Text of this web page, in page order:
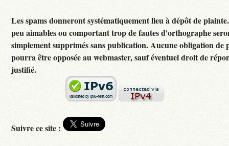
Les spams donneront systématiquement lieu à dépôt de plainte.
peu aimables ou comportant trop de fautes d'orthographe
simplement supprimés sans publication. Aucune obligation de
pourra être opposée au webmaster, sauf éventuel droit de
justifié.
Suivre ce site :